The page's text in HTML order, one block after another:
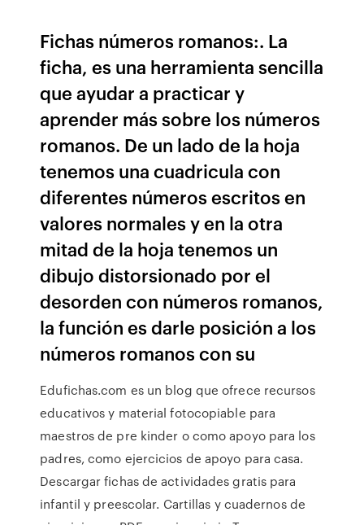
Fichas números romanos:. La
ficha, es una herramienta sencilla
que ayudar a practicar y
aprender más sobre los números
romanos. De un lado de la hoja
tenemos una cuadricula con
diferentes números escritos en
valores normales y en la otra
mitad de la hoja tenemos un
dibujo distorsionado por el
desorden con números romanos,
la función es darle posición a los
números romanos con su
Edufichas.com es un blog que ofrece recursos
educativos y material fotocopiable para
maestros de pre kinder o como apoyo para los
padres, como ejercicios de apoyo para casa.
Descargar fichas de actividades gratis para
infantil y preescolar. Cartillas y cuadernos de